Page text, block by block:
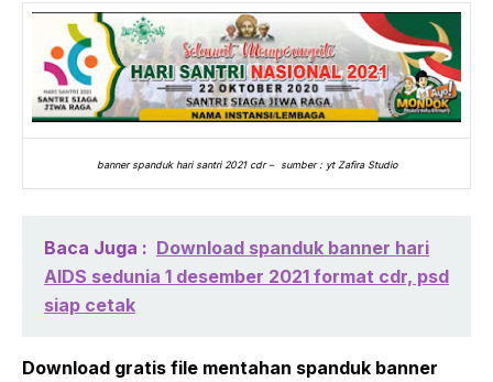
banner spanduk hari santri 2021 cdr – sumber : yt Zafira Studio
Baca Juga : Download spanduk banner hari
AIDS sedunia 1 desember 2021 format cdr, psd
siap cetak
Download gratis file mentahan spanduk banner